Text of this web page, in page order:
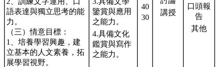
語表達與獨立思考的能
力。
（三）情意目標：
1、培養學習興趣，建
立基本的人文素養，拓
展學習視野。
鑒賞與應用
之能力。
4.具備文化
鑑賞與寫作
之能力。
40
30
講授
口頭報
告
其他